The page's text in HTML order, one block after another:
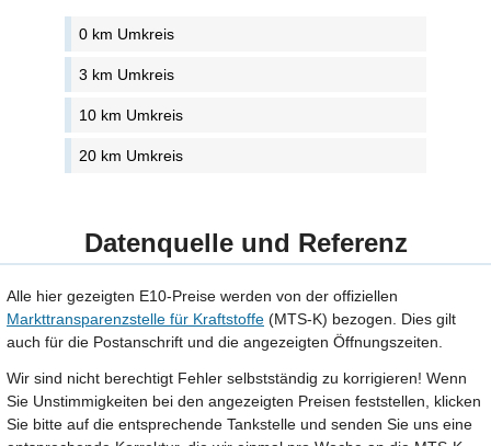
0 km Umkreis
3 km Umkreis
10 km Umkreis
20 km Umkreis
Datenquelle und Referenz
Alle hier gezeigten E10-Preise werden von der offiziellen
Markttransparenzstelle für Kraftstoffe (MTS-K) bezogen. Dies gilt
auch für die Postanschrift und die angezeigten Öffnungszeiten.
Wir sind nicht berechtigt Fehler selbstständig zu korrigieren! Wenn
Sie Unstimmigkeiten bei den angezeigten Preisen feststellen, klicken
Sie bitte auf die entsprechende Tankstelle und senden Sie uns eine